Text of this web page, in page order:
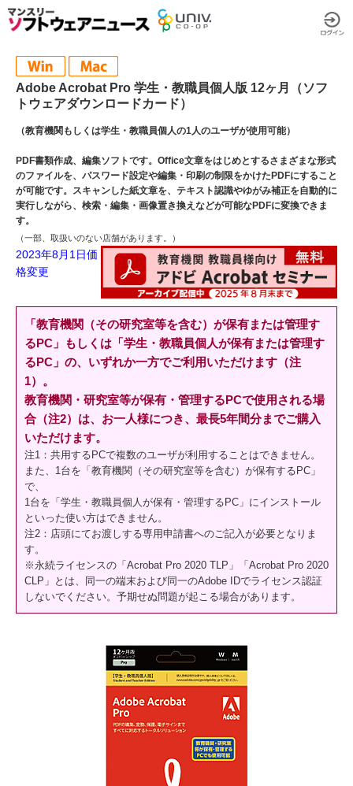
Adobe Acrobat Pro 学生・教職員個人版 12ヶ月（ソフ
トウェアダウンロードカード）
（教育機関もしくは学生・教職員個人の1人のユーザが使用可能）
PDF書類作成、編集ソフトです。Office文章をはじめとするさまざまな形式
のファイルを、パスワード設定や編集・印刷の制限をかけたPDFにすること
が可能です。スキャンした紙文章を、テキスト認識やゆがみ補正を自動的に
実行しながら、検索・編集・画像置き換えなどが可能なPDFに変換できま
す。
（一部、取扱いのない店舗があります。）
2023年8月1日価
格変更
「教育機関（その研究室等を含む）が保有または管理す
るPC」もしくは「学生・教職員個人が保有または管理す
るPC」の、いずれか一方でご利用いただけます（注
1）。
教育機関・研究室等が保有・管理するPCで使用される場
合（注2）は、お一人様につき、最長5年間分までご購入
いただけます。
注1：共用するPCで複数のユーザが利用することはできません。
また、1台を「教育機関（その研究室等を含む）が保有するPC」
で、
1台を「学生・教職員個人が保有・管理するPC」にインストール
といった使い方はできません。
注2：店頭にてお渡しする専用申請書へのご記入が必要となりま
す。
※永続ライセンスの「Acrobat Pro 2020 TLP」「Acrobat Pro 2020
CLP」とは、同一の端末および同一のAdobe IDでライセンス認証
しないでください。予期せぬ問題が起こる場合があります。